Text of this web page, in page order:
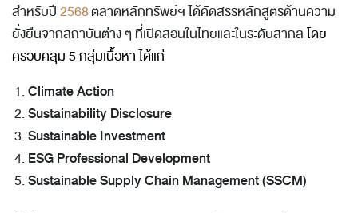
สำหรับปี2568ตลาดหลักทรัพย์ฯ ได้คัดสรรหลักสูตรด้านความ
ยั่งยืนจากสถาบันต่าง ๆ ที่เปิดสอนในไทยและในระดับสากลโดย
ครอบคลุม 5 กลุ่มเนื้อหา ได้แก่
Climate Action
Sustainability Disclosure
Sustainable Investment
ESG Professional Development
Sustainable Supply Chain Management (SSCM)